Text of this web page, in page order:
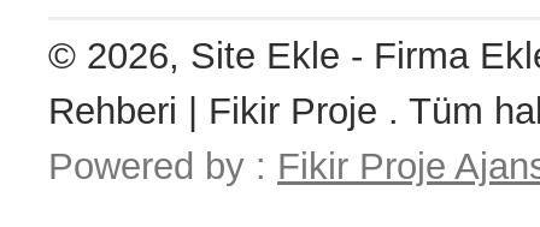
© 2026, Site Ekle - Firma
Rehberi | Fikir Proje . Tüm
Powered by : Fikir Proje